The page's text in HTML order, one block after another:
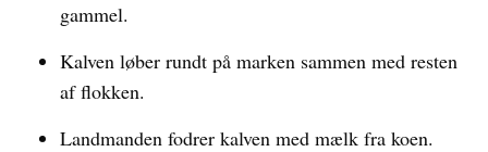
gammel.
Kalven løber rundt på marken sammen med resten
af flokken.
Landmanden fodrer kalven med mælk fra koen.